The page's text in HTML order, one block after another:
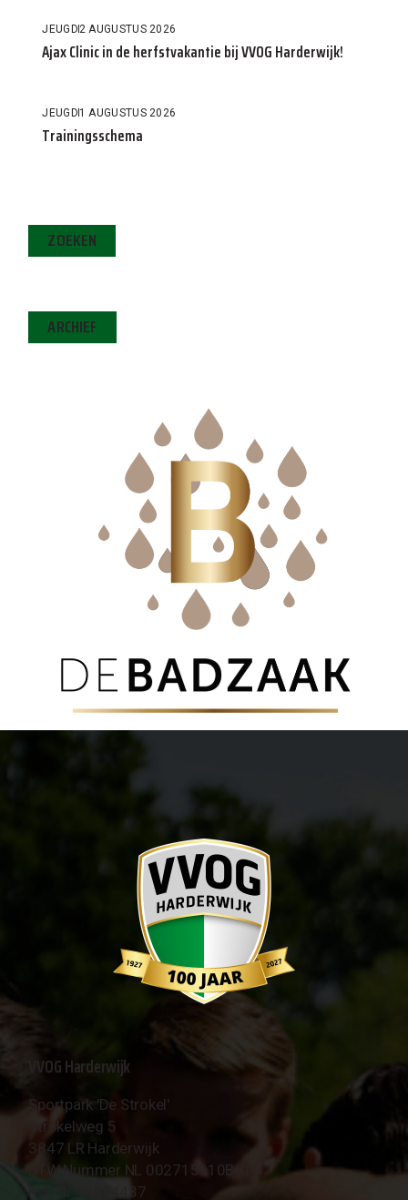
JEUGD2 AUGUSTUS 2026
Ajax Clinic in de herfstvakantie bij VVOG Harderwijk!
JEUGD1 AUGUSTUS 2026
Trainingsschema
ZOEKEN
ARCHIEF
VVOG Harderwijk
Sportpark 'De Strokel'
Strokelweg 5
3847 LR Harderwijk
BTW Nummer NL 002715910B01
KvK Nr 40094437